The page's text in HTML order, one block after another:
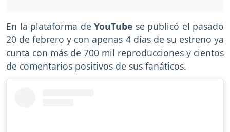
En la plataforma de YouTube se publicó el pasado
20 de febrero y con apenas 4 días de su estreno ya
cunta con más de 700 mil reproducciones y cientos
de comentarios positivos de sus fanáticos.